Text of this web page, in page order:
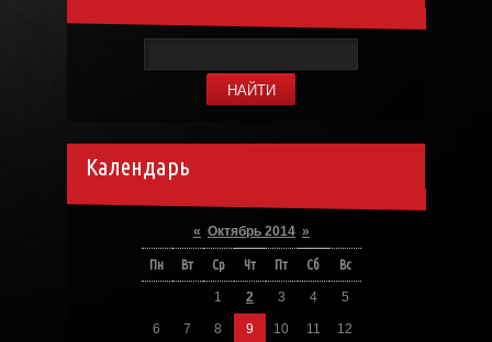
Календарь
« Октябрь 2014 »
Пн Вт Ср Чт Пт Сб Вс
1 2 3 4 5
6 7 8 9 10 11 12